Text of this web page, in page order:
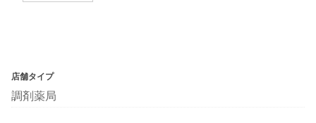
店舗タイプ
調剤薬局